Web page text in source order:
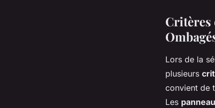
Critères
Lors de la
plusieurs
convient de
Les